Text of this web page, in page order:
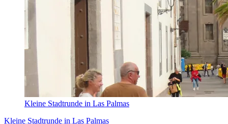
Kleine Stadtrunde in Las Palmas
Kleine Stadtrunde in Las Palmas